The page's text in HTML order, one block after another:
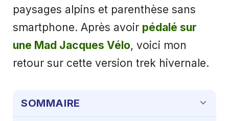
paysages alpins et parenthèse sans
smartphone. Après avoir pédalé sur
une Mad Jacques Vélo, voici mon
retour sur cette version trek hivernale.
SOMMAIRE